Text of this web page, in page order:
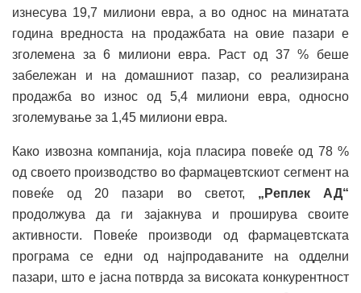
изнесува 19,7 милиони евра, а во однос на минатата
година вредноста на продажбата на овие пазари е
зголемена за 6 милиони евра. Раст од 37 % беше
забележан и на домашниот пазар, со реализирана
продажба во износ од 5,4 милиони евра, односно
зголемување за 1,45 милиони евра.
Како извозна компанија, која пласира повеќе од 78 %
од своето производство во фармацевтскиот сегмент на
повеќе од 20 пазари во светот, „Реплек АД“
продолжува да ги зајакнува и проширува своите
активности. Повеќе производи од фармацевтската
програма се едни од најпродаваните на одделни
пазари, што е јасна потврда за високата конкурентност